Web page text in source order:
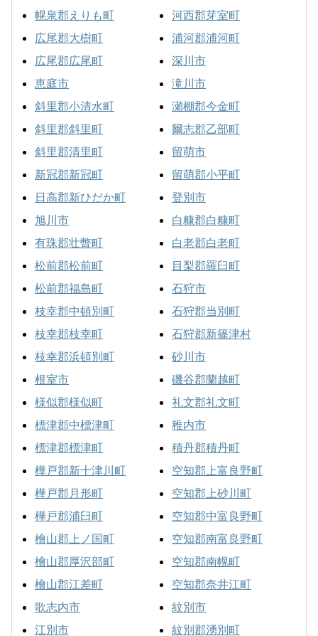
幌泉郡えりも町
広尾郡大樹町
広尾郡広尾町
恵庭市
斜里郡小清水町
斜里郡斜里町
斜里郡清里町
新冠郡新冠町
日高郡新ひだか町
旭川市
有珠郡壮瞥町
松前郡松前町
松前郡福島町
枝幸郡中頓別町
枝幸郡枝幸町
枝幸郡浜頓別町
根室市
様似郡様似町
標津郡中標津町
標津郡標津町
樺戸郡新十津川町
樺戸郡月形町
樺戸郡浦臼町
檜山郡上ノ国町
檜山郡厚沢部町
檜山郡江差町
歌志内市
江別市
河西郡芽室町
浦河郡浦河町
深川市
滝川市
瀬棚郡今金町
爾志郡乙部町
留萌市
留萌郡小平町
登別市
白糠郡白糠町
白老郡白老町
目梨郡羅臼町
石狩市
石狩郡当別町
石狩郡新篠津村
砂川市
磯谷郡蘭越町
礼文郡礼文町
稚内市
積丹郡積丹町
空知郡上富良野町
空知郡上砂川町
空知郡中富良野町
空知郡南富良野町
空知郡南幌町
空知郡奈井江町
紋別市
紋別郡湧別町